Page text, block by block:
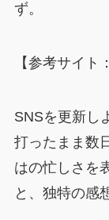
ず。
【参考サイト：
SNSを更新し
打ったまま数
はの忙しさを
と、独特の感